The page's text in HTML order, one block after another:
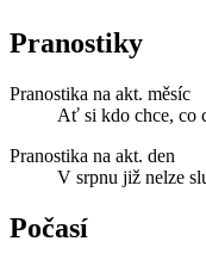
Pranostiky
Pranostika na akt. měsíc
Ať si kdo chce, co
Pranostika na akt. den
V srpnu již nelze
Počasí